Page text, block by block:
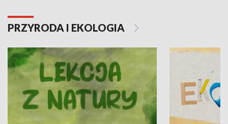
PRZYRODA I EKOLOGIA